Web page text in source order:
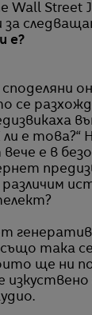
Wall Street
за
е?
се
ли е това?“
е в
различим
така
ще ни